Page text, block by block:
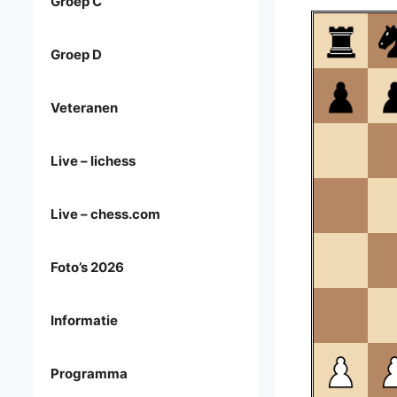
Groep D
Veteranen
Live – lichess
Live – chess.com
Foto’s 2026
Informatie
Programma